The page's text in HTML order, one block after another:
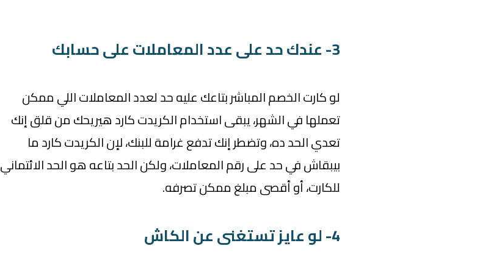
3- عندك حد على عدد المعاملات على حسابك
لو كارت الخصم المباشر بتاعك عليه حد لعدد المعاملات اللي ممكن
تعملها في الشهر، يبقى استخدام الكريدت كارد هيريحك من قلق إنك
تعدي الحد ده، وتضطر إنك تدفع غرامة للبنك، لإن الكريدت كارد ما
بيبقاش في حد على رقم المعاملات، ولكن الحد بتاعه هو الحد الائتماني
للكارت، أو أقصى مبلغ ممكن تصرفه.
4- لو عايز تستغنى عن الكاش